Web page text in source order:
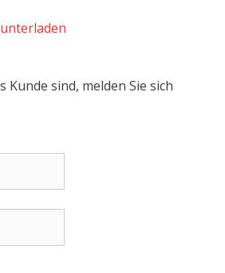
Kunde sind, melden Sie sich